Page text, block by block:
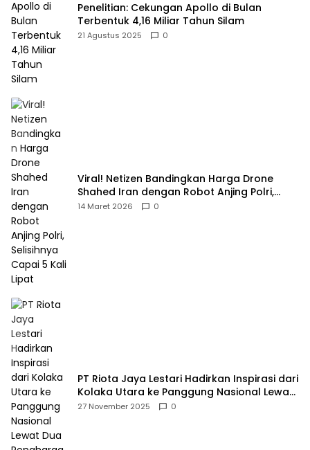
Penelitian: Cekungan Apollo di Bulan
Terbentuk 4,16 Miliar Tahun Silam
21 Agustus 2025 0
Viral! Netizen Bandingkan Harga Drone
Shahed Iran dengan Robot Anjing Polri,
Selisihnya Capai 5 Kali Lipat
14 Maret 2026 0
PT Riota Jaya Lestari Hadirkan Inspirasi dari
Kolaka Utara ke Panggung Nasional Lewat
Dua Penghargaan Bergengsi
27 November 2025 0